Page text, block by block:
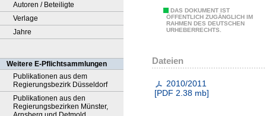
Autoren / Beteiligte
Verlage
Jahre
Weitere E-Pflichtsammlungen
Publikationen aus dem
Regierungsbezirk Düsseldorf
Publikationen aus den
Regierungsbezirken Münster,
DAS DOKUMENT IST
ÖFFENTLICH ZUGÄNGLICH IM
RAHMEN DES DEUTSCHEN
URHEBERRECHTS.
Dateien
2010/2011
[PDF 2.38 mb]